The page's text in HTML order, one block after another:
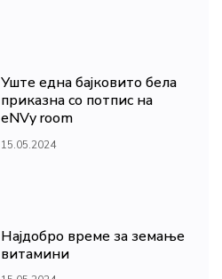
Уште една бајковито бела
приказна со потпис на
eNVy room
15.05.2024
Најдобро време за земање
витамини